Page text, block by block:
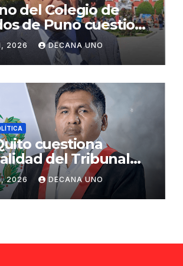
del Colegio de
de Puno cuestiona
sobre seguridad
2026 DECANA UNO
cuestiona
del Tribunal
tras liberación
Humala
2026 DECANA UNO